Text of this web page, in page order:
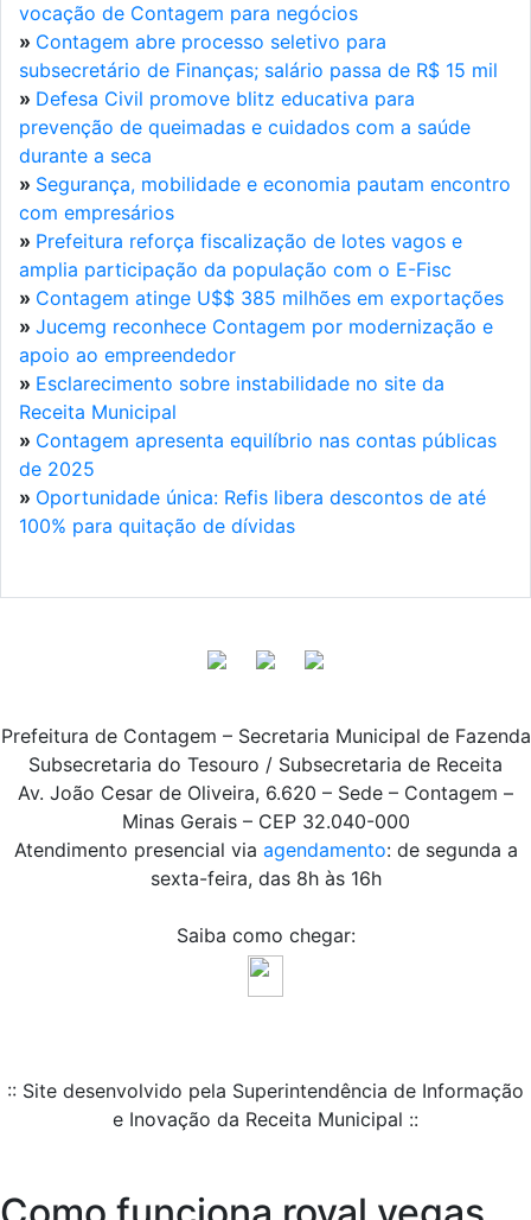
vocação de Contagem para negócios
» Contagem abre processo seletivo para
subsecretário de Finanças; salário passa de R$ 15 mil
» Defesa Civil promove blitz educativa para
prevenção de queimadas e cuidados com a saúde
durante a seca
» Segurança, mobilidade e economia pautam encontro
com empresários
» Prefeitura reforça fiscalização de lotes vagos e
amplia participação da população com o E-Fisc
» Contagem atinge U$$ 385 milhões em exportações
» Jucemg reconhece Contagem por modernização e
apoio ao empreendedor
» Esclarecimento sobre instabilidade no site da
Receita Municipal
» Contagem apresenta equilíbrio nas contas públicas
de 2025
» Oportunidade única: Refis libera descontos de até
100% para quitação de dívidas
Prefeitura de Contagem – Secretaria Municipal de Fazenda
Subsecretaria do Tesouro / Subsecretaria de Receita
Av. João Cesar de Oliveira, 6.620 – Sede – Contagem –
Minas Gerais – CEP 32.040-000
Atendimento presencial via agendamento: de segunda a
sexta-feira, das 8h às 16h
Saiba como chegar:
:: Site desenvolvido pela Superintendência de Informação
e Inovação da Receita Municipal ::